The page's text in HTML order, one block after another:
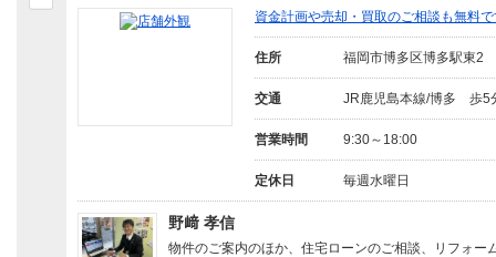
資金計画や売却・買取のご相談も無料
住所 福岡市博多区博多駅東2
交通 JR鹿児島本線/博多 歩5
営業時間 9:30～18:00
定休日 毎週水曜日
野﨑 孝信
物件のご案内のほか、住宅ローンのご相談、リフォー